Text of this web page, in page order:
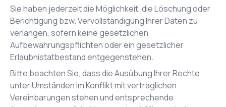
Sie haben jederzeit die Möglichkeit, die Löschung oder
Berichtigung bzw. Vervollständigung Ihrer Daten zu
verlangen, sofern keine gesetzlichen
Aufbewahrungspflichten oder ein gesetzlicher
Erlaubnistatbestand entgegenstehen.
Bitte beachten Sie, dass die Ausübung Ihrer Rechte
unter Umständen im Konflikt mit vertraglichen
Vereinbarungen stehen und entsprechende